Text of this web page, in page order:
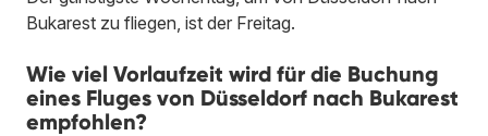
Bukarest zu fliegen, ist der Freitag.
Wie viel Vorlaufzeit wird für die Buchung
eines Fluges von Düsseldorf nach Bukarest
empfohlen?